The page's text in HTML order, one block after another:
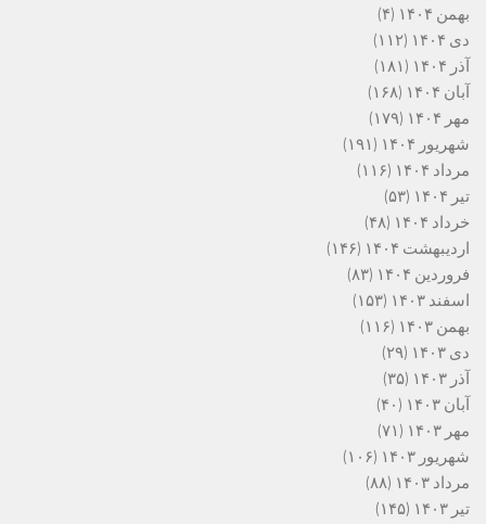
بهمن ۱۴۰۴
(۴)
دی ۱۴۰۴
(۱۱۲)
آذر ۱۴۰۴
(۱۸۱)
آبان ۱۴۰۴
(۱۶۸)
مهر ۱۴۰۴
(۱۷۹)
شهریور ۱۴۰۴
(۱۹۱)
مرداد ۱۴۰۴
(۱۱۶)
تیر ۱۴۰۴
(۵۳)
خرداد ۱۴۰۴
(۴۸)
اردیبهشت ۱۴۰۴
(۱۴۶)
فروردین ۱۴۰۴
(۸۳)
اسفند ۱۴۰۳
(۱۵۳)
بهمن ۱۴۰۳
(۱۱۶)
دی ۱۴۰۳
(۲۹)
آذر ۱۴۰۳
(۳۵)
آبان ۱۴۰۳
(۴۰)
مهر ۱۴۰۳
(۷۱)
شهریور ۱۴۰۳
(۱۰۶)
مرداد ۱۴۰۳
(۸۸)
تیر ۱۴۰۳
(۱۴۵)